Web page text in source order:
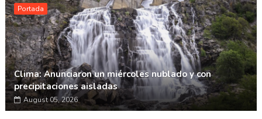
Portada
Clima: Anunciaron un miércoles nublado y con
precipitaciones aisladas
August 05, 2026